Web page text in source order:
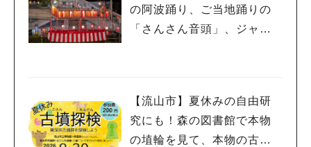
の阿波踊り、ご当地踊りの
「さんさん音頭」、ジャ
【流山市】夏休みの自由研
究にも！森の図書館で本物
の埴輪を見て、本物の古墳